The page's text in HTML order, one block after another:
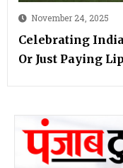
November 24, 2025
Celebrating
Or Just Paying